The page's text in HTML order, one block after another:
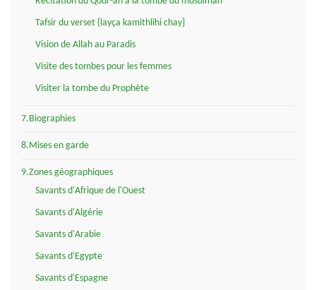
Tafsir du verset {layça kamithlihi chay}
Vision de Allah au Paradis
Visite des tombes pour les femmes
Visiter la tombe du Prophète
7.Biographies
8.Mises en garde
9.Zones géographiques
Savants d'Afrique de l'Ouest
Savants d'Algérie
Savants d'Arabie
Savants d'Egypte
Savants d'Espagne